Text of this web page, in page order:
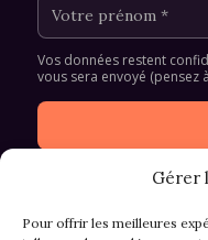
Gérer
Pour offrir les meilleures
Vos données restent
vous sera envoyé (pensez